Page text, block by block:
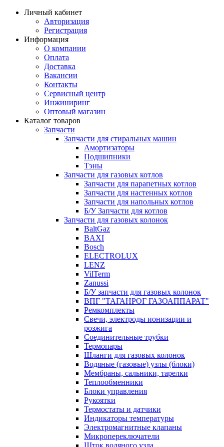
Личный кабинет
Авторизация
Регистрация
Информация
О компании
Оплата
Доставка
Вакансии
Контакты
Сервисный центр
Инжиниринг
Оптовый магазин
Каталог товаров
Запчасти
Запчасти для стиральных машин
Амортизаторы
Подшипники
Тэны
Запчасти для газовых котлов
Запчасти для парапетных котлов
Запчасти для настенных котлов
Запчасти для напольных котлов
Б/У Запчасти для котлов
Запчасти для газовых колонок
BaltGaz
BAXI
Bosch
ELECTROLUX
LENZ
VilTerm
Zanussi
Б/У запчасти для газовых колонок
ВПГ "ТАГАНРОГ ГАЗОАППАРАТ"
Ремкомплекты
Свечи, электроды ионизации и
розжига
Соединительные трубки
Термопары
Шланги для газовых колонок
Водяные (газовые) узлы (блоки)
Мембраны, сальники, тарелки
Теплообменники
Блоки управления
Рукоятки
Термостаты и датчики
Индикаторы температуры
Электромагнитные клапаны
Микропереключатели
Шток водяного узла